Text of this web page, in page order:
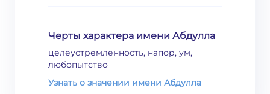
Черты характера имени Абдулла
целеустремленность, напор, ум,
любопытство
Узнать о значении имени Абдулла